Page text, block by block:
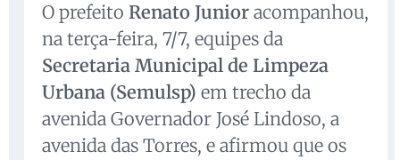
O prefeito Renato Junior acompanhou,
na terça-feira, 7/7, equipes da
Secretaria Municipal de Limpeza
Urbana (Semulsp) em trecho da
avenida Governador José Lindoso, a
avenida das Torres, e afirmou que os